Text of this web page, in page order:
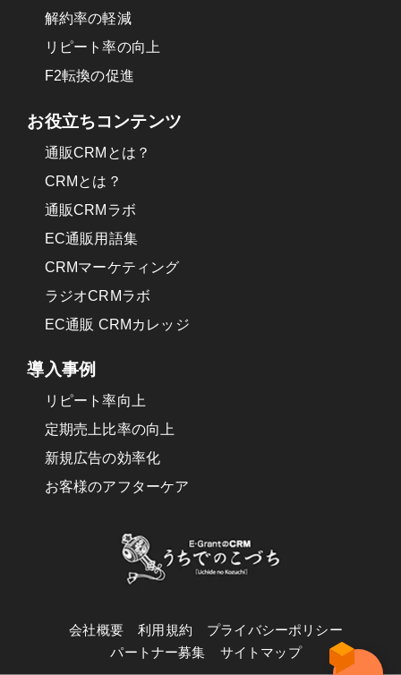
解約率の軽減
リピート率の向上
F2転換の促進
お役立ちコンテンツ
通販CRMとは？
CRMとは？
通販CRMラボ
EC通販用語集
CRMマーケティング
ラジオCRMラボ
EC通販 CRMカレッジ
導入事例
リピート率向上
定期売上比率の向上
新規広告の効率化
お客様のアフターケア
会社概要 利用規約
プライバシーポリシー
パートナー募集
サイトマップ